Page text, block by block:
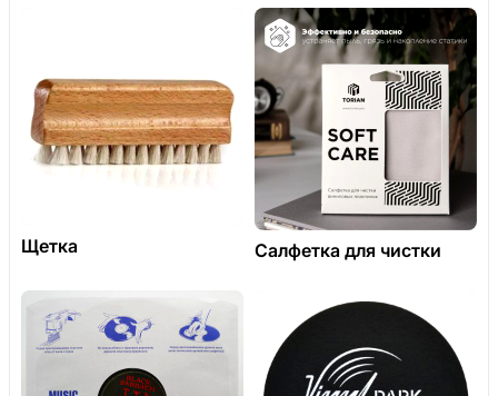
Щетка Салфетка для чистки